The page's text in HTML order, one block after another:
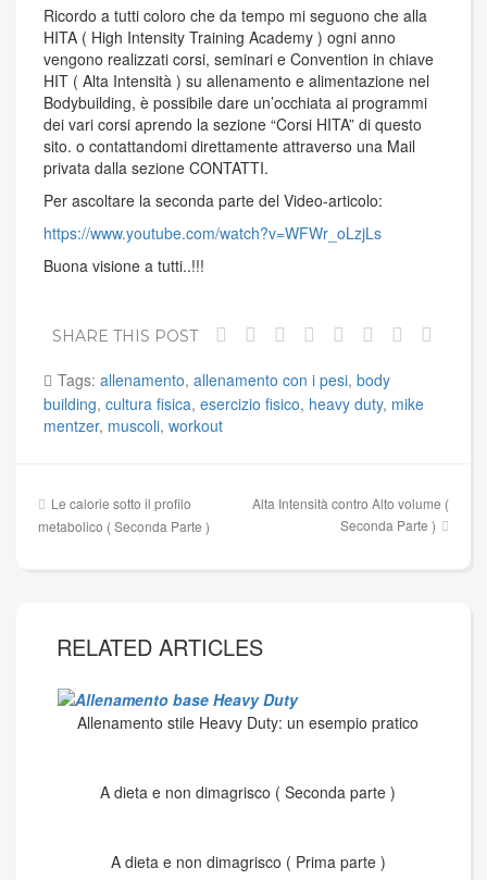
Ricordo a tutti coloro che da tempo mi seguono che alla
HITA ( High Intensity Training Academy ) ogni anno
vengono realizzati corsi, seminari e Convention in chiave
HIT ( Alta Intensità ) su allenamento e alimentazione nel
Bodybuilding, è possibile dare un’occhiata ai programmi
dei vari corsi aprendo la sezione “Corsi HITA” di questo
sito. o contattandomi direttamente attraverso una Mail
privata dalla sezione CONTATTI.
Per ascoltare la seconda parte del Video-articolo:
https://www.youtube.com/watch?v=WFWr_oLzjLs
Buona visione a tutti..!!!
SHARE THIS POST
Tags: allenamento, allenamento con i pesi, body
building, cultura fisica, esercizio fisico, heavy duty, mike
mentzer, muscoli, workout
Navigazione
articoli
Le calorie sotto il profilo
metabolico ( Seconda Parte )
Alta Intensità contro Alto volume (
Seconda Parte )
RELATED ARTICLES
Allenamento stile Heavy Duty: un esempio pratico
A dieta e non dimagrisco ( Seconda parte )
A dieta e non dimagrisco ( Prima parte )